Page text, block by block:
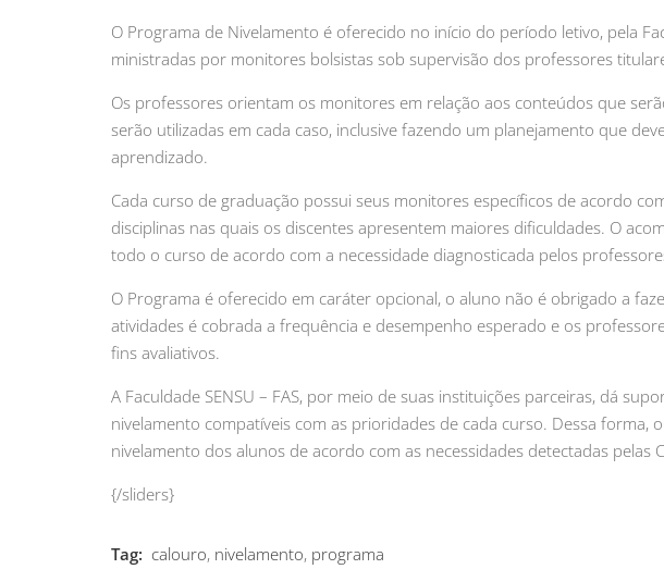
O Programa de Nivelamento é oferecido no início do período letivo, pela
ministradas por monitores bolsistas sob supervisão dos professores
Os professores orientam os monitores em relação aos conteúdos que
serão utilizadas em cada caso, inclusive fazendo um planejamento que
aprendizado.
Cada curso de graduação possui seus monitores específicos de acordo
disciplinas nas quais os discentes apresentem maiores dificuldades. O
todo o curso de acordo com a necessidade diagnosticada pelos
O Programa é oferecido em caráter opcional, o aluno não é obrigado a
atividades é cobrada a frequência e desempenho esperado e os
fins avaliativos.
A Faculdade SENSU – FAS, por meio de suas instituições parceiras, dá
nivelamento compatíveis com as prioridades de cada curso. Dessa
nivelamento dos alunos de acordo com as necessidades detectadas pelas
{/sliders}
Tag: calouro, nivelamento, programa